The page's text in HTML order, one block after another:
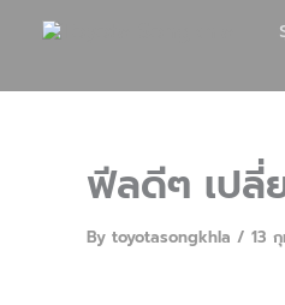
ฟีลดีๆ เปลี่
By toyotasongkhla / 13